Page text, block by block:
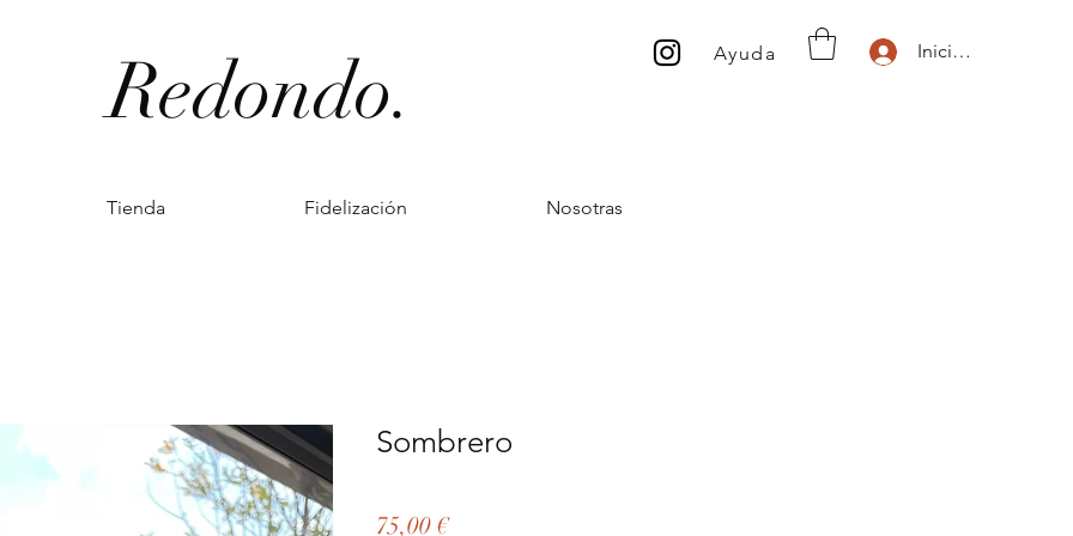
Redondo. Ayuda Inicio de sesión
Tienda Fidelización Nosotras
Sombrero
75,00 €Precio